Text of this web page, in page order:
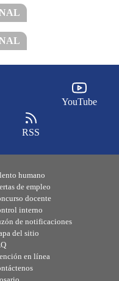
YouTube
RSS
humano
de empleo
docente
interno
de notificaciones
del sitio
en línea